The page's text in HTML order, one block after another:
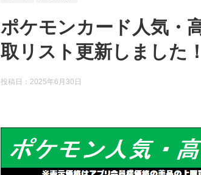
ポケモンカード人気・
取リスト更新しました
投稿日： 2025年6月30日